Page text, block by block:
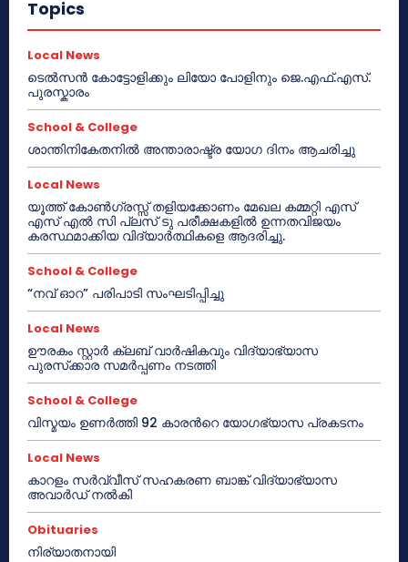
Topics
Local News
ടെൽസൻ കോട്ടോളിക്കും ലിയോ പോളിനും ജെ.എഫ്.എസ്.
പുരസ്കാരം
School & College
ശാന്തിനികേതനിൽ അന്താരാഷ്ട്ര യോഗ ദിനം ആചരിച്ചു
Local News
യൂത്ത് കോൺഗ്രസ്സ് തളിയക്കോണം മേഖല കമ്മറ്റി എസ്
എസ് എൽ സി പ്ലസ് ടു പരീക്ഷകളിൽ ഉന്നതവിജയം
കരസ്ഥമാക്കിയ വിദ്യാർത്ഥികളെ ആദരിച്ചു.
School & College
“നവ് ഓറ” പരിപാടി സംഘടിപ്പിച്ചു
Local News
ഊരകം സ്റ്റാർ ക്ലബ് വാർഷികവും വിദ്യാഭ്യാസ
പുരസ്‌ക്കാര സമർപ്പണം നടത്തി
School & College
വിസ്മയം ഉണർത്തി 92 കാരൻറെ യോഗഭ്യാസ പ്രകടനം
Local News
കാറളം സർവ്വീസ് സഹകരണ ബാങ്ക് വിദ്യാഭ്യാസ
അവാർഡ് നൽകി
Obituaries
നിര്യാതനായി